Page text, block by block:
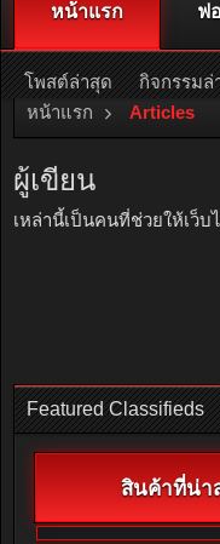
ติดต่อลงโฆษณา
หรืออ่านร
หน้าแรก Articles
ผู้เขียน
เหล่านี้เป็นคนที่ช่วยให้เว็
Featured Classifieds
สินค้าที่น่า
หน้าแรก
โพสต์ล่าสุด กิจกรรมล่
ฟ